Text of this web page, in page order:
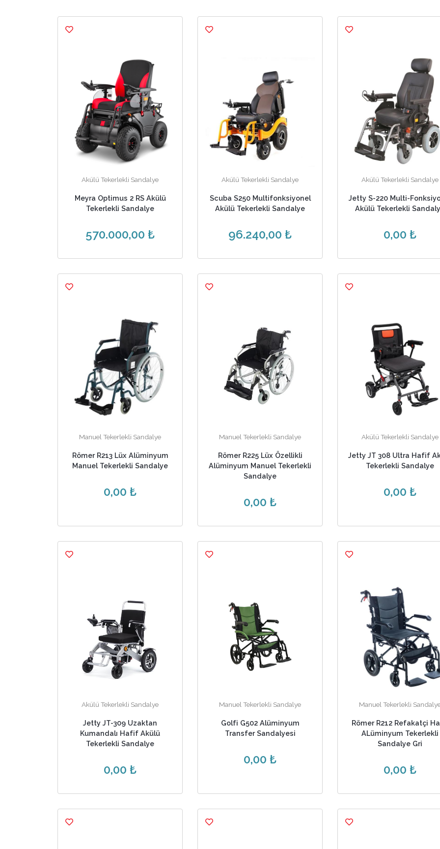
Akülü Tekerlekli Sandalye
Meyra Optimus 2 RS Akülü
Tekerlekli Sandalye
570.000,00 ₺
Akülü Tekerlekli Sandalye
Scuba S250 Multifonksiyonel
Akülü Tekerlekli Sandalye
96.240,00 ₺
Akülü Tekerlekli Sandalye
Jetty S-220 Multi-
Akülü Tekerlekli
0,00 ₺
Manuel Tekerlekli Sandalye
Römer R213 Lüx Alüminyum
Manuel Tekerlekli Sandalye
0,00 ₺
Manuel Tekerlekli Sandalye
Römer R225 Lüx Özellikli
Alüminyum Manuel Tekerlekli
Sandalye
0,00 ₺
Akülü Tekerlekli Sandalye
Jetty JT 308 Ultra Hafif
Tekerlekli Sandalye
0,00 ₺
Akülü Tekerlekli Sandalye
Jetty JT-309 Uzaktan
Kumandalı Hafif Akülü
Tekerlekli Sandalye
0,00 ₺
Manuel Tekerlekli Sandalye
Golfi G502 Alüminyum
Transfer Sandalyesi
0,00 ₺
Manuel Tekerlekli
Römer R212 Refakatçi
ALüminyum Tekerlekli
Sandalye Gri
0,00 ₺